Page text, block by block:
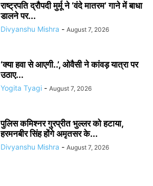
राष्ट्रपति द्रौपदी मुर्मू ने ‘वंदे मातरम’ गाने में बाधा
डालने पर...
Divyanshu Mishra - August 7, 2026
‘क्या हवा से आएगी..’, ओवैसी ने कांवड़ यात्रा पर
उठाए...
Yogita Tyagi - August 7, 2026
पुलिस कमिश्नर गुरप्रीत भुल्लर को हटाया,
हरमनबीर सिंह होंगे अमृतसर के...
Divyanshu Mishra - August 7, 2026